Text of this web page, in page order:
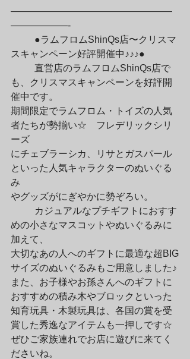
—————————————————
——————-
スキャンペーン好評開催中♪♪♪●
も、クリスマスキャンペーンを好評開
催中です。
期間限定でラムフロム・トイズの人気
者たちが勢揃い☆　フレデリックシリ
ーズ
にチェブラーシカ、リサとガスパール
といった人気キャラクターのぬいぐる
み
やグッズがにぎやかに勢ぞろい。
めの小さなマスコットやぬいぐるみに
加えて、
大切なあの人へのギフトに最適な超BIG
サイズのぬいぐるみもご用意しました♪
また、お子様やお孫さんへのギフトに
おすすめの積み木やブロックといった
知育玩具・木製玩具は、各国の賞を受
賞した秀逸なアイテムも一押しです☆
ぜひご家族連れでお店に遊びに来てく
ださいね。